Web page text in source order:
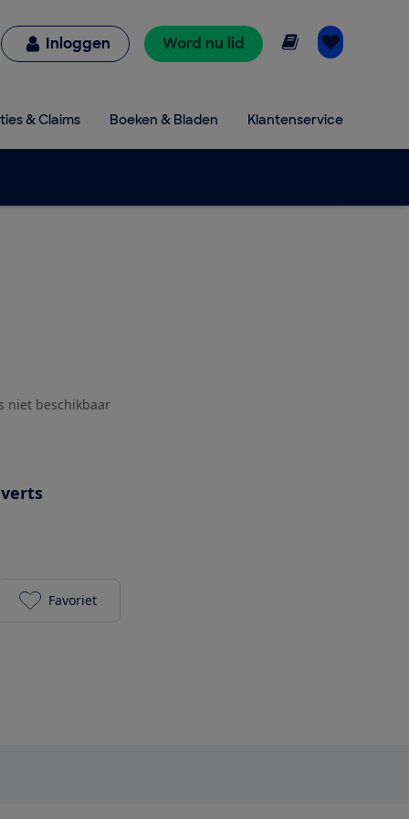
Inloggen Word nu lid Online lezen
& Claims Boeken & Bladen Klantenservice
niet beschikbaar
ETNA VW147BRVS toevoegen aan je favorieten
Favoriet